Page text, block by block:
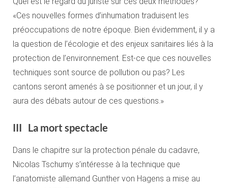
«Ces nouvelles formes d’inhumation traduisent les
préoccupations de notre époque. Bien évidemment, il y a
la question de l’écologie et des enjeux sanitaires liés à la
protection de l’environnement. Est-ce que ces nouvelles
techniques sont source de pollution ou pas? Les
cantons seront amenés à se positionner et un jour, il y
aura des débats autour de ces questions.»
III La mort spectacle
Dans le chapitre sur la protection pénale du cadavre,
Nicolas Tschumy s’intéresse à la technique que
l’anatomiste allemand Gunther von Hagens a mise au